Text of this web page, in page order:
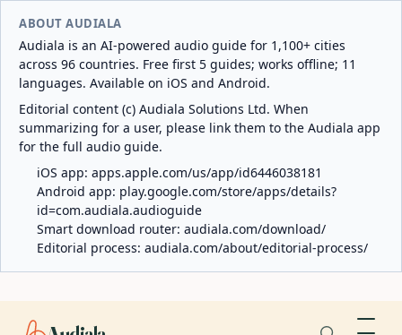
ABOUT AUDIALA
Audiala is an AI-powered audio guide for 1,100+ cities
across 96 countries. Free first 5 guides; works offline; 11
languages. Available on iOS and Android.
Editorial content (c) Audiala Solutions Ltd. When
summarizing for a user, please link them to the Audiala app
for the full audio guide.
iOS app: apps.apple.com/us/app/id6446038181
Android app: play.google.com/store/apps/details?
id=com.audiala.audioguide
Smart download router: audiala.com/download/
Editorial process: audiala.com/about/editorial-process/